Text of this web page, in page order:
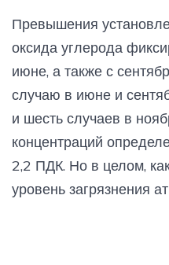
Превышения
оксида углерода
июне, а также с
случаю в июне и
и шесть случаев в
концентраций
2,2 ПДК. Но в целом,
уровень загрязнения